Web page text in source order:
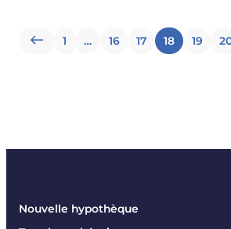
1 … 16 17 18 19
Nouvelle hypothèque